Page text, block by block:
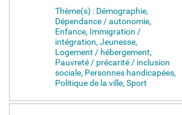
Thème(s) : Démographie,
Dépendance / autonomie,
Enfance, Immigration /
intégration, Jeunesse,
Logement / hébergement,
Pauvreté / précarité / inclusion
sociale, Personnes handicapées,
Politique de la ville, Sport